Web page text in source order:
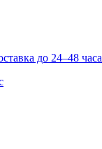
до 24–48 часа